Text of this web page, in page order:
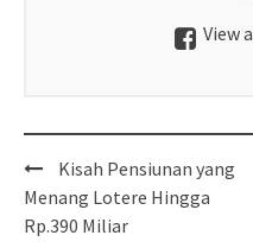
View
Post
navigation
Kisah Pensiunan yang
Menang Lotere Hingga
Rp.390 Miliar